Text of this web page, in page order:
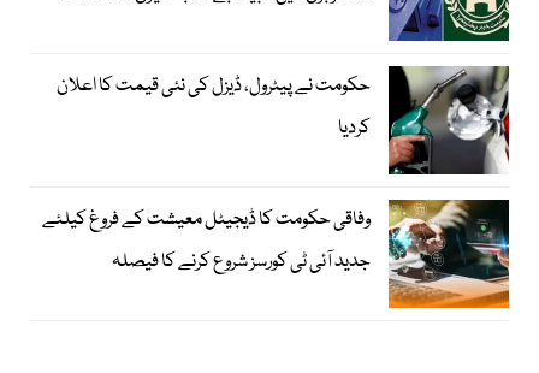
حکومت نے پیٹرول، ڈیزل کی نئی قیمت کا اعلان
کردیا
وفاقی حکومت کا ڈیجیٹل معیشت کے فروغ کیلئے
جدید آئی ٹی کورسز شروع کرنے کا فیصلہ